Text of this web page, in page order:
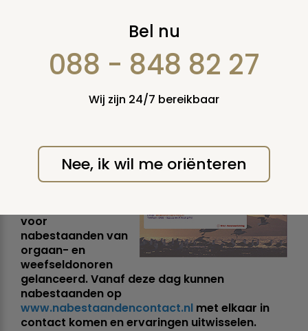
Lancering
forumwebsite voor
nabestaanden van
donoren
woensdag 12 oktober 2005
Donderdag 13
voor
nabestaanden van
orgaan- en
weefseldonoren
gelanceerd. Vanaf deze dag kunnen
nabestaanden op
www.nabestaandencontact.nl met elkaar in
contact komen en ervaringen uitwisselen.
Bel nu
088 - 848 82 27
Wij zijn 24/7 bereikbaar
Nee, ik wil me oriënteren